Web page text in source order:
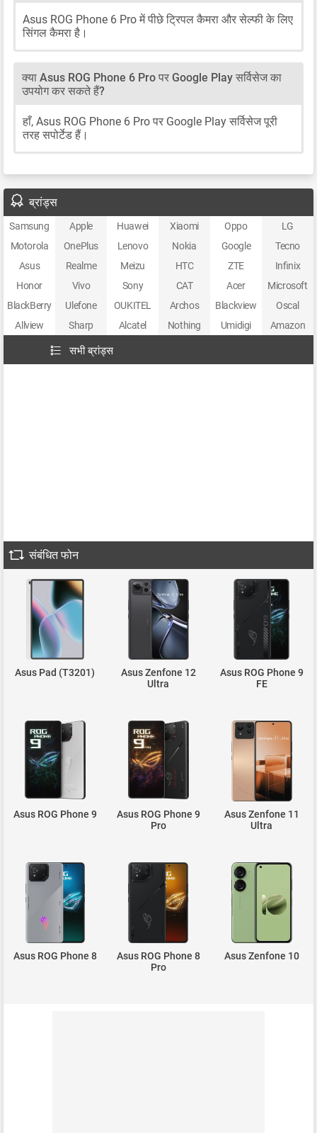
Asus ROG Phone 6 Pro में पीछे ट्रिपल कैमरा और सेल्फी के लिए
सिंगल कैमरा है।
क्या Asus ROG Phone 6 Pro पर Google Play सर्विसेज का
उपयोग कर सकते हैं?
हाँ, Asus ROG Phone 6 Pro पर Google Play सर्विसेज पूरी
तरह सपोर्टेड हैं।
ब्रांड्स
Samsung Apple Huawei Xiaomi Oppo
LG
Motorola
OnePlus Lenovo Nokia Google
Tecno
Asus
Realme Meizu HTC ZTE
Infinix
Honor
Vivo Sony CAT Acer
Microsoft
BlackBerry
Ulefone OUKITEL Archos Blackview
Oscal
Allview
Sharp Alcatel Nothing Umidigi Amazon
सभी ब्रांड्स
संबंधित फोन
Asus Pad (T3201)
Asus Zenfone 12
Ultra
Asus ROG Phone 9
FE
Asus ROG Phone 9
Asus ROG Phone 9
Pro
Asus Zenfone 11
Ultra
Asus ROG Phone 8
Asus ROG Phone 8
Pro
Asus Zenfone 10